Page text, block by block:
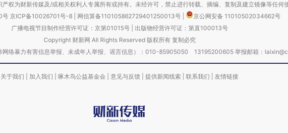
权为财新传媒及/或相关权利人专属所有或持有。未经许可，禁止进行转载、摘编、复制及建立镜像等任何使
号京ICP备10026701号-8 网信算备110105862729401250013号
京公网安备 11010502034662号
广播电视节目制作经营许可证：京第01015号| 出版物经营许可证：第直100013号
Copyright 财新网 All Rights Reserved 版权所有 复制必究
网络暴力有害信息举报、未成年人举报、谣言信息）：010-85905050 13195200605 举报邮箱：
关于我们 加入我们 啄木鸟公益基金会 意见与反馈 提供新闻线索 联系我们 友情链接